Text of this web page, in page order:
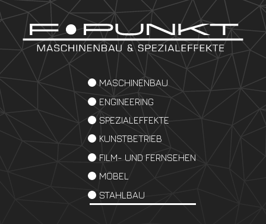
MASCHINENBAU
ENGINEERING
SPEZIALEFFEKTE
KUNSTBETRIEB
FILM- UND FERNSEHEN
MÖBEL
STAHLBAU